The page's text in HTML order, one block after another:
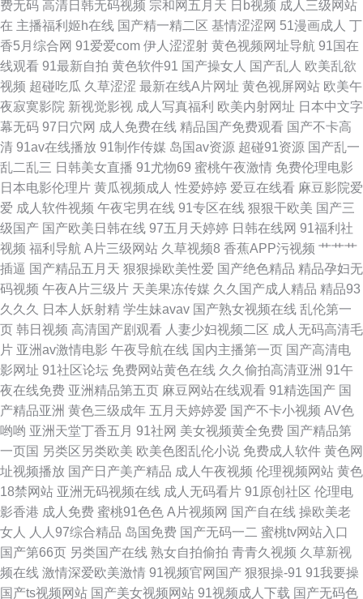
91视频导航 第一福利所AV 久久草六月 青娱乐老司机分类 亚洲变态性爱网
国产操逼视频在线 免费超碰 五月天社区视频 91性生活视频 丁香爱爱诱惑 久
草资源福利 人人97操 午夜男女AV AV第二页 久草视频国产片 蜜桃精品一区
二区 亚洲欧洲日本无码 久久香蕉精品产品 四虎网久久 91在线影音 国产三级
自拍视频 欧美日韩成人网站 91精品人 豆花成人社区入口 欧美偷窥 婷婷色黑
料91 91干逼不卡 成人sss网站 精东传媒肏屄 人妻诱惑导航 性交14p 97亚州
综合一页 久草首页老司机 日韩精品国产欧美 91传媒色网站 操逼第50页 国产
香蕉视频 欧美人妻干K 午夜伦理成人av 欧美伊人日逼视频 97网址www 国模
冰冰
费无码 高清日韩无码视频 宗和网五月天 日b视频 成人三级网站
在 主播福利姬h在线 国产精一精二区 基情涩涩网 51漫画成人 丁
香5月综合网 91爱爱com 伊人涩涩射 黄色视频网址导航 91国在
线观看 91最新自拍 黄色软件91 国产操女人 国产乱人 欧美乱欲
视频 超碰吃瓜 久草涩涩 最新在线A片网址 黄色视屏网站 欧美午
夜寂寞影院 新视觉影视 成人写真福利 欧美内射网址 日本中文字
幕无码 97日穴网 成人免费在线 精品国产免费观看 国产不卡高
清 91av在线播放 91制作传媒 岛国av资源 超碰91资源 国产乱一
乱二乱三 日韩美女直播 91尤物69 蜜桃午夜激情 免费伦理电影
日本电影伦理片 黄瓜视频成人 性爱婷婷 爱豆在线看 麻豆影院爱
爱 成人软件视频 午夜宅男在线 91专区在线 狠狠干欧美 国产三
级国产 国产欧美日韩在线 97五月天婷婷 日韩在线网 91福利社
视频 福利导航 A片三级网站 久草视频8 香蕉APP污视频 艹艹艹
插逼 国产精品五月天 狠狠操欧美性爱 国产绝色精品 精品孕妇无
码视频 午夜A片三级片 天美果冻传媒 久久国产成人精品 精品93
久久久
日本人妖射精 学生妹avav 国产熟女视频在线 乱伦第一
页 韩日视频 高清国产剧观看 人妻少妇视频二区 成人无码高清毛
片 亚洲av激情电影 午夜导航在线 国内主播第一页 国产高清电
影网址 91社区论坛 免费网站黄色在线 久久偷拍高清亚洲 91午
夜在线免费 亚洲精品第五页 麻豆网站在线观看 91精选国产 国
产精品亚洲 黄色三级成年 五月天婷婷爱 国产不卡小视频 AV色
哟哟 亚洲天堂丁香五月 91社网 美女视频黄全免费 国产精品第
一页国 另类区另类欧美 欧美色图乱伦小说 免费成人软件 黄色网
址视频播放 国产日产美产精品 成人午夜视频 伦理视频网站 黄色
18禁网站 亚洲无码视频在线 成人无码看片 91原创社区 伦理电
影香港 成人免费 蜜桃91色色 A片视频网 国产自在线 操欧美老
女人
人人97综合精品 岛国免费 国产无码一二 蜜桃tv网站入口
国产第66页 另类国产在线 熟女自拍偷拍 青青久视频 久草新视
频在线 激情深爱欧美激情 91视频官网国产 狠狠操-91 91我要操
国产ts视频网站 国产美女视频网站 91视频成人下载 国产无码色